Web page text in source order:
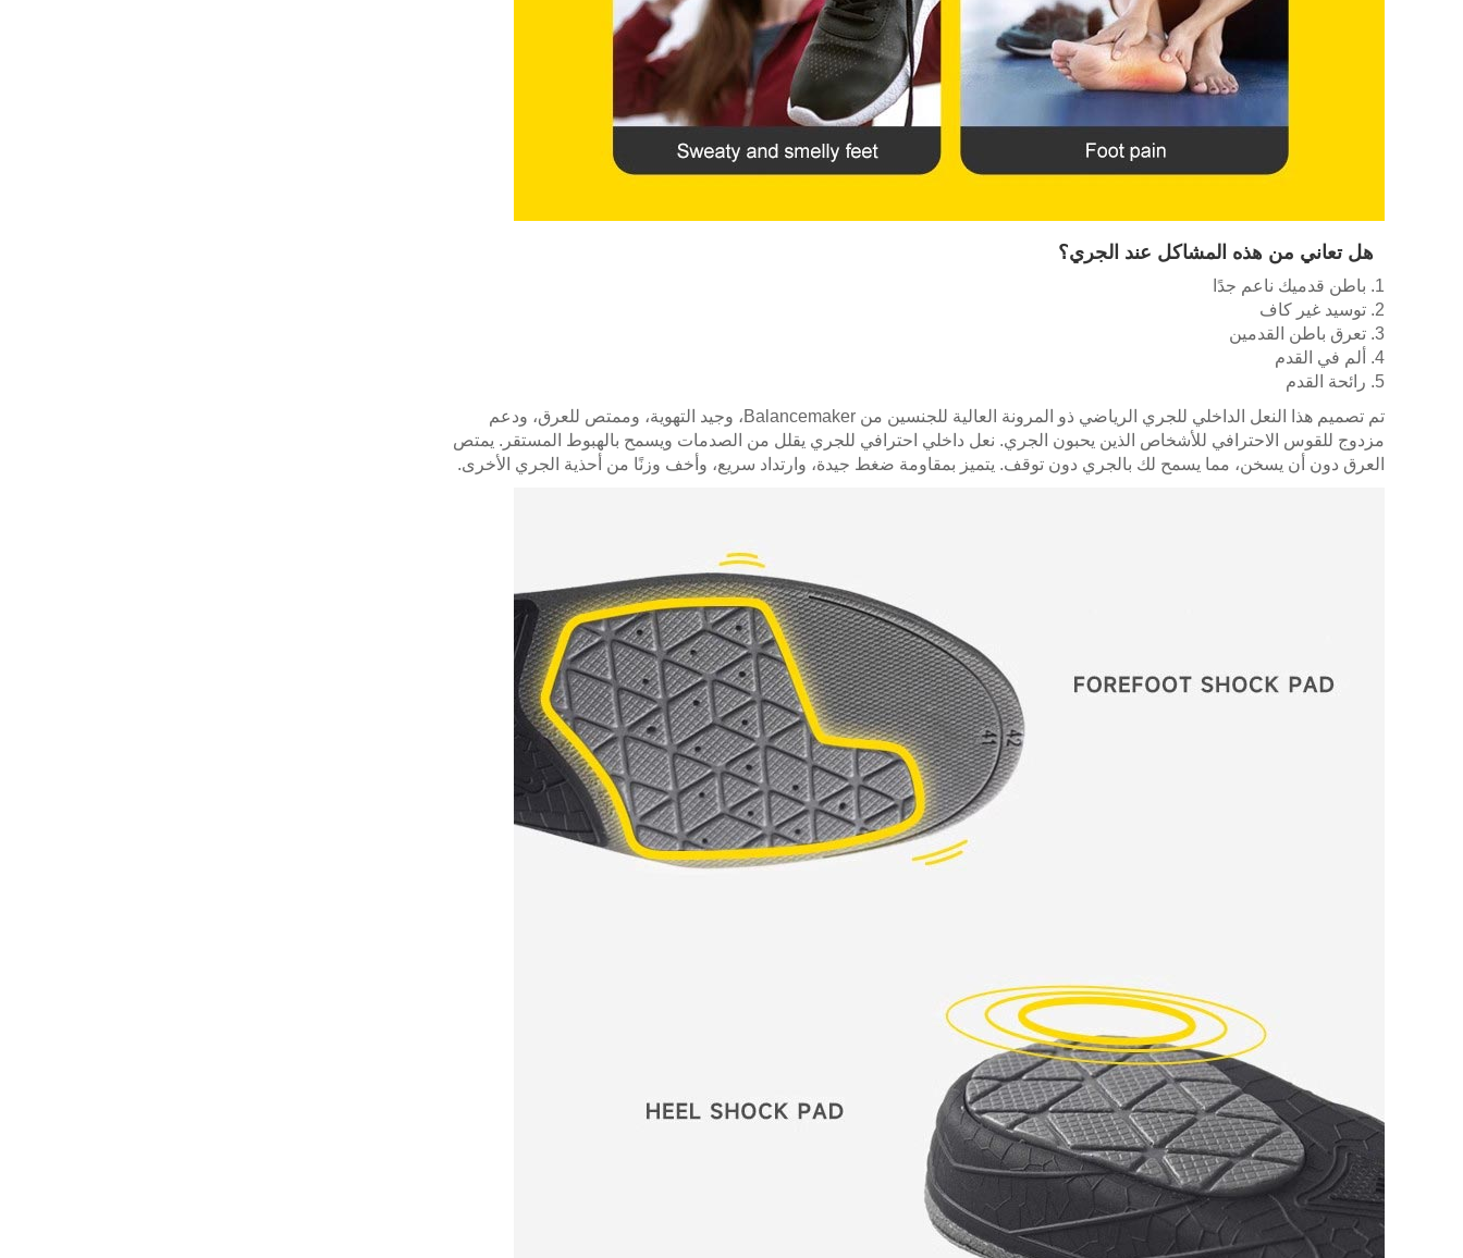
هل تعاني من هذه المشاكل عند الجري؟
1. باطن قدميك ناعم جدًا
2. توسيد غير كاف
3. تعرق باطن القدمين
4. ألم في القدم
5. رائحة القدم
تم تصميم هذا النعل الداخلي للجري الرياضي ذو المرونة العالية للجنسين من Balancemaker، وجيد التهوية، وممتص للعرق، ودعم
مزدوج للقوس الاحترافي للأشخاص الذين يحبون الجري. نعل داخلي احترافي للجري يقلل من الصدمات ويسمح بالهبوط المستقر. يمتص
العرق دون أن يسخن، مما يسمح لك بالجري دون توقف. يتميز بمقاومة ضغط جيدة، وارتداد سريع، وأخف وزنًا من أحذية الجري الأخرى.